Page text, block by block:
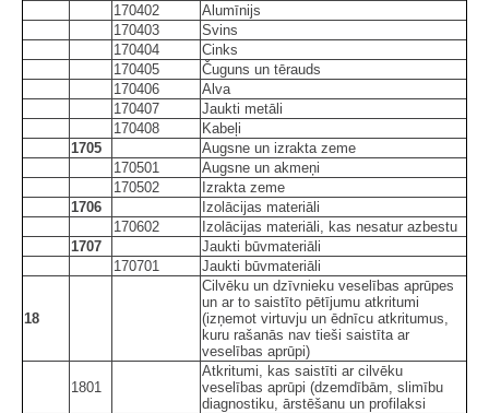
170402
Alumīnijs
170403
Svins
170404
Cinks
170405
Čuguns un tērauds
170406
Alva
170407
Jaukti metāli
170408
Kabeļi
1705
Augsne un izrakta zeme
170501
Augsne un akmeņi
170502
Izrakta zeme
1706
Izolācijas materiāli
170602
Izolācijas materiāli, kas nesatur azbestu
1707
Jaukti būvmateriāli
170701
Jaukti būvmateriāli
18
Cilvēku un dzīvnieku veselības aprūpes
un ar to saistīto pētījumu atkritumi
(izņemot virtuvju un ēdnīcu atkritumus,
kuru rašanās nav tieši saistīta ar
veselības aprūpi)
1801
Atkritumi, kas saistīti ar cilvēku
veselības aprūpi (dzemdībām, slimību
diagnostiku, ārstēšanu un profilaksi